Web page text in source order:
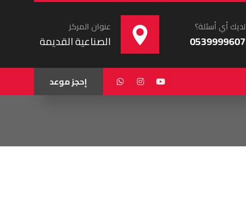
عنوان المركز
الصناعية القديمة
لديك أي أسئلة؟
0539999607
إحجز موعد